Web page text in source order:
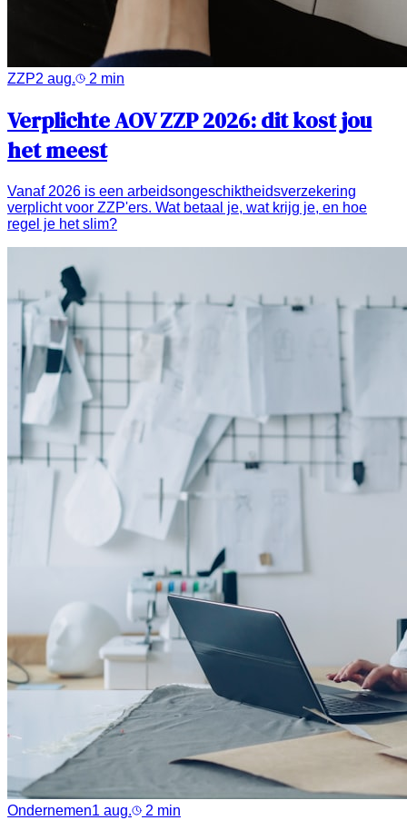
ZZP2 aug. 2 min
Verplichte AOV ZZP 2026: dit kost jou
het meest
Vanaf 2026 is een arbeidsongeschiktheidsverzekering
verplicht voor ZZP'ers. Wat betaal je, wat krijg je, en hoe
regel je het slim?
Ondernemen1 aug. 2 min